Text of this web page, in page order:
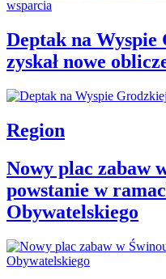
Deptak na Wyspie
zyskał nowe
Region
Nowy plac zabaw
powstanie w
Obywatelskiego